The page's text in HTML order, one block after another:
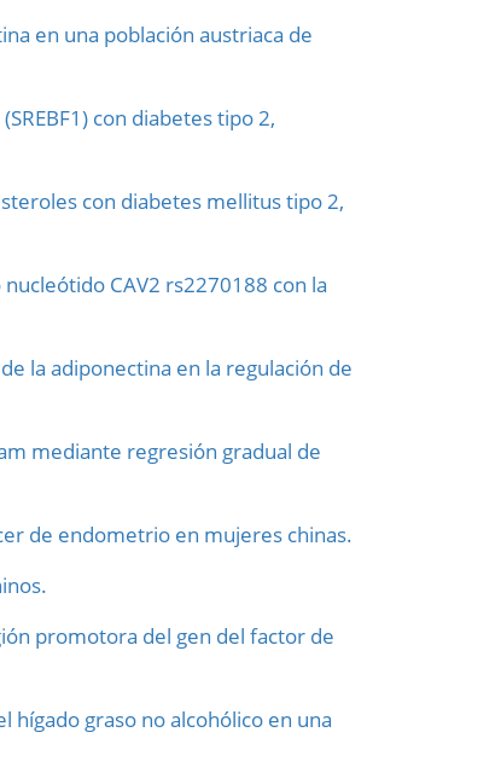
en una población austriaca de
con diabetes tipo 2,
con diabetes mellitus tipo 2,
CAV2 rs2270188 con la
la adiponectina en la regulación de
mediante regresión gradual de
de endometrio en mujeres chinas.
promotora del gen del factor de
hígado graso no alcohólico en una